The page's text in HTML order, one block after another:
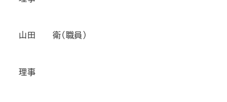
山田 衛（職員）
理事